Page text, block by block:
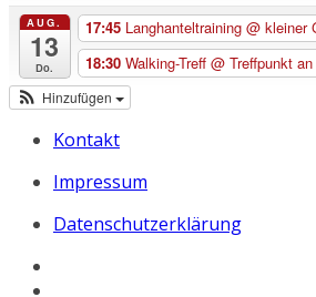
AUG.
13
Do.
17:45 Langhanteltraining @ kleiner
18:30 Walking-Treff @ Treffpunkt
Hinzufügen
Kontakt
Impressum
Datenschutzerklärung